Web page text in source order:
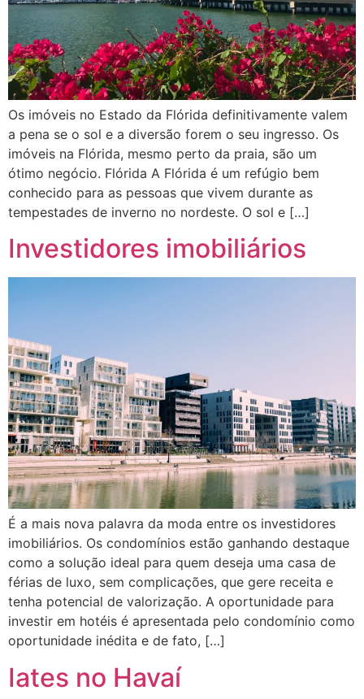
Os imóveis no Estado da Flórida definitivamente valem
a pena se o sol e a diversão forem o seu ingresso. Os
imóveis na Flórida, mesmo perto da praia, são um
ótimo negócio. Flórida A Flórida é um refúgio bem
conhecido para as pessoas que vivem durante as
tempestades de inverno no nordeste. O sol e […]
Investidores imobiliários
É a mais nova palavra da moda entre os investidores
imobiliários. Os condomínios estão ganhando destaque
como a solução ideal para quem deseja uma casa de
férias de luxo, sem complicações, que gere receita e
tenha potencial de valorização. A oportunidade para
investir em hotéis é apresentada pelo condomínio como
oportunidade inédita e de fato, […]
Iates no Havaí